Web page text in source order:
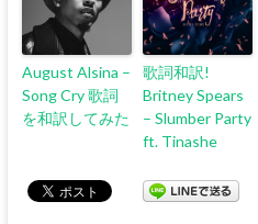
August Alsina –
Song Cry 歌詞
を和訳してみた
歌詞和訳!
Britney Spears
– Slumber Party
ft. Tinashe